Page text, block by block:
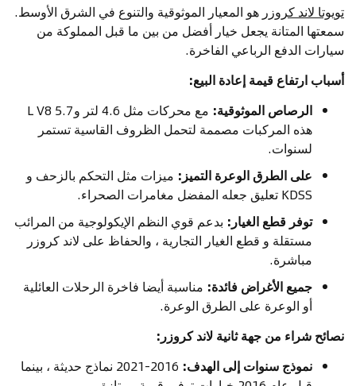
تويوتا لاند كروزر هو المعيار الموثوقية والتنوع في الشرق الأوسط.
سمعتها المتانة يجعل خيار أفضل من بين ما قبل المملوكة من
سيارات الدفع الرباعي الفاخرة.
أسباب ارتفاع قيمة إعادة البيع:
الرصاص الموثوقية:
مع محركات مثل 4.6 لتر و 5.7 L V8
هذه المركبات مصممة لتحمل الظروف القاسية تستمر
لسنوات.
على الطرق الوعرة التميز: ميزات مثل التحكم بالزحف و
KDSS تعليق جعله المفضل مغامرات الصحراء.
توفر قطع الغيار: بدعم قوي النظم الإيكولوجية من المرائب
مستقلة و قطع الغيار التجارية ، والحفاظ على لاند كروزر
مباشرة.
جميع الأغراض فائدة: مناسبة أيضا فاخرة الرحلات العائلية
أو الوعرة على الطرق الوعرة.
نصائح شراء من جهة ثانية لاند كروزر:
نموذج سنوات إلى الهدف:
2016-2021 نماذج حديثة ، بينما